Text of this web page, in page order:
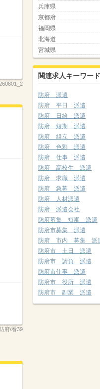
府/看39
兵庫県
京都府
福岡県
北海道
宮城県
関連求人キーワード
防府 派遣
防府 平日 派遣
防府 日給 派遣
防府 短期 派遣
防府 組立 派遣
防府 色彩 派遣
防府 仕事 派遣
防府 高校生 派遣
防府 求職 派遣
防府 急募 派遣
防府 人材派遣
防府 派遣会社
防府募集 短期 派遣
防府市募集 派遣
防府 市内 募集 派
防府市 土日 派遣
防府市 請負 派遣
防府市仕事 派遣
防府市 役所 派遣
防府市 副業 派遣